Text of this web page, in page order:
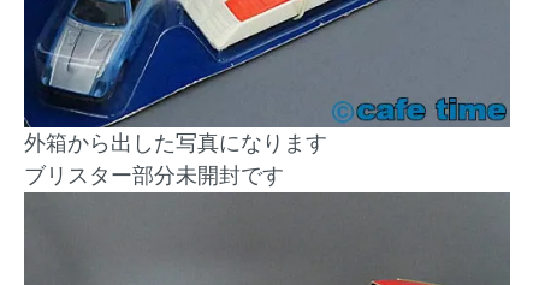
外箱から出した写真になります
ブリスター部分未開封です